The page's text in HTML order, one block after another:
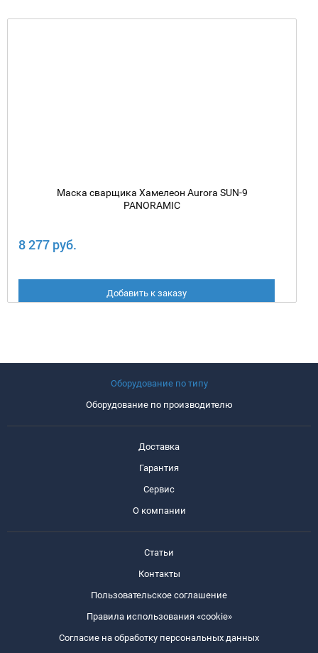
Маска сварщика Хамелеон Aurora SUN-9
PANORAMIC
8 277 руб.
Добавить к заказу
Оборудование по типу
Оборудование по производителю
Доставка
Гарантия
Сервис
О компании
Статьи
Контакты
Пользовательское соглашение
Правила использования «cookie»
Согласие на обработку персональных данных